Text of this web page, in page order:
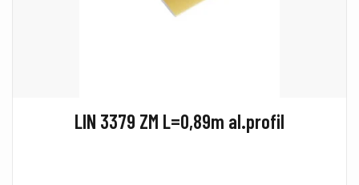
LIN 3379 ZM L=0,89m al.profil